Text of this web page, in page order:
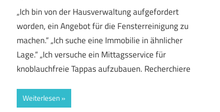
„Ich bin von der Hausverwaltung aufgefordert
worden, ein Angebot für die Fensterreinigung zu
machen.“ „Ich suche eine Immobilie in ähnlicher
Lage.“ „Ich versuche ein Mittagsservice für
knoblauchfreie Tappas aufzubauen. Recherchiere
Weiterlesen